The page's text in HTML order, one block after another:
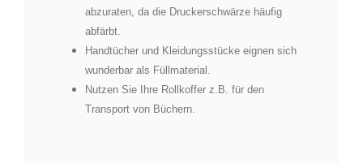
abzuraten, da die Druckerschwärze häufig
abfärbt.
Handtücher und Kleidungsstücke eignen sich
wunderbar als Füllmaterial.
Nutzen Sie Ihre Rollkoffer z.B. für den
Transport von Büchern.